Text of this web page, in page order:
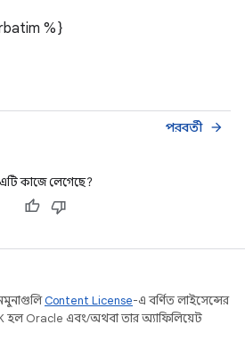
%}
পরবর্তী arrow_forward
এটি কাজে লেগেছে?
Content License-এ বর্ণিত লাইসেন্সের
হল Oracle এবং/অথবা তার অ্যাফিলিয়েট